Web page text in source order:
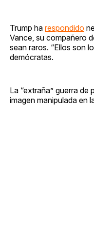
Trump ha respondido
Vance, su compañero
sean raros. “Ellos son
demócratas.
La “extraña” guerra de
imagen manipulada en